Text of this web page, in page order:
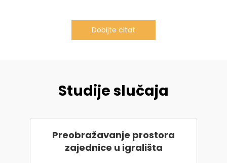
Dobijte citat
Studije slučaja
Preobražavanje prostora
zajednice u igrališta